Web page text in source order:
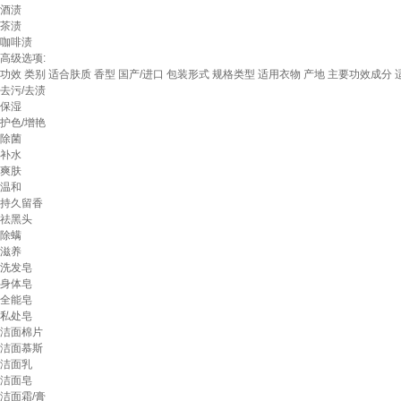
酒渍
茶渍
咖啡渍
高级选项:
功效 类别 适合肤质 香型 国产/进口 包装形式 规格类型 适用衣物 产地 主要功效成分
去污/去渍
保湿
护色/增艳
除菌
补水
爽肤
温和
持久留香
祛黑头
除螨
滋养
洗发皂
身体皂
全能皂
私处皂
洁面棉片
洁面慕斯
洁面乳
洁面皂
洁面霜/膏